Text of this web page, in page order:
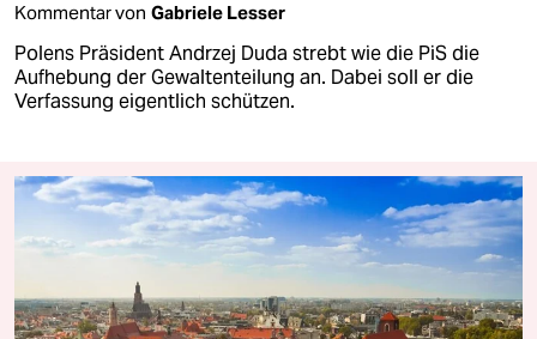
Kommentar von Gabriele Lesser
Polens Präsident Andrzej Duda strebt wie die PiS die
Aufhebung der Gewaltenteilung an. Dabei soll er die
Verfassung eigentlich schützen.